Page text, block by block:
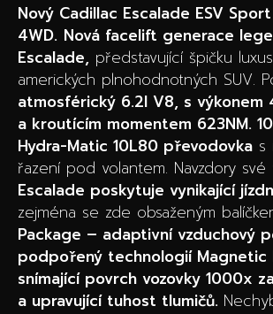
Nový Cadillac Escalade ESV
4WD. Nová facelift generace
Escalade, představující špičku
amerických plnohodnotných SUV.
atmosférický 6.2l V8, s výkonem
a kroutícím momentem 623NM.
Hydra-Matic 10L80 převodovka s
řazení pod volantem. Navzdory své
Escalade poskytuje vynikající
zejména se zde obsaženým
Package – adaptivní vzduchový
podpořený technologií Magnetic
snímající povrch vozovky 1000x
a upravující tuhost tlumičů.